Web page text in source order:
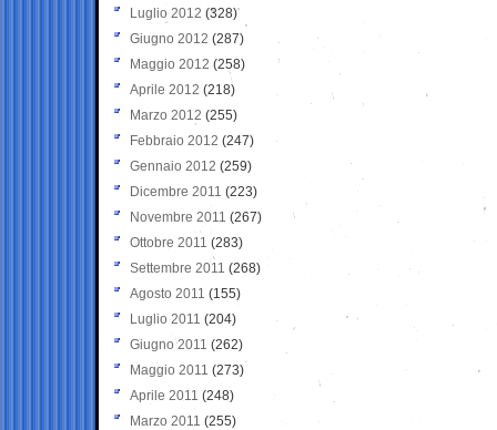
Luglio 2012 (328)
Giugno 2012 (287)
Maggio 2012 (258)
Aprile 2012 (218)
Marzo 2012 (255)
Febbraio 2012 (247)
Gennaio 2012 (259)
Dicembre 2011 (223)
Novembre 2011 (267)
Ottobre 2011 (283)
Settembre 2011 (268)
Agosto 2011 (155)
Luglio 2011 (204)
Giugno 2011 (262)
Maggio 2011 (273)
Aprile 2011 (248)
Marzo 2011 (255)